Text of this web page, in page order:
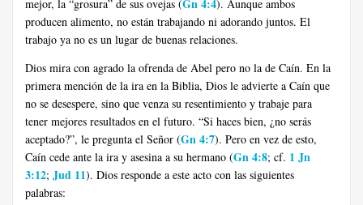
mejor, la “grosura” de sus ovejas (Gn 4:4). Aunque ambos
producen alimento, no están trabajando ni adorando juntos. El
trabajo ya no es un lugar de buenas relaciones.
Dios mira con agrado la ofrenda de Abel pero no la de Caín. En la
primera mención de la ira en la Biblia, Dios le advierte a Caín que
no se desespere, sino que venza su resentimiento y trabaje para
tener mejores resultados en el futuro. “Si haces bien, ¿no serás
aceptado?”, le pregunta el Señor (Gn 4:7). Pero en vez de esto,
Caín cede ante la ira y asesina a su hermano (Gn 4:8; cf. 1 Jn
3:12; Jud 11). Dios responde a este acto con las siguientes
palabras: